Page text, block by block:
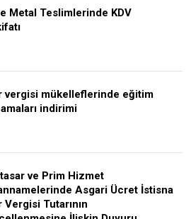
Metal Teslimlerinde KDV
vergisi mükelleflerinde eğitim
indirimi
ve Prim Hizmet
Asgari Ücret İstisna
Vergisi Tutarının